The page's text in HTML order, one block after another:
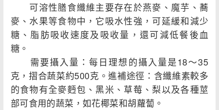
可溶性膳食纖維主要存在於燕麥、魔芋、蕎
麥、水果等食物中，它吸水性強，可延緩和減少
糖、脂肪吸收速度及吸收量，還可減低餐後血
糖。
需要攝入量：每日理想的攝入量是18～35
克，摺合蔬菜約500克。進補途徑：含纖維素較多
的食物有全麥麪包、黑米、草莓、梨以及各種莖
部可食用的蔬菜，如花椰菜和胡蘿蔔。